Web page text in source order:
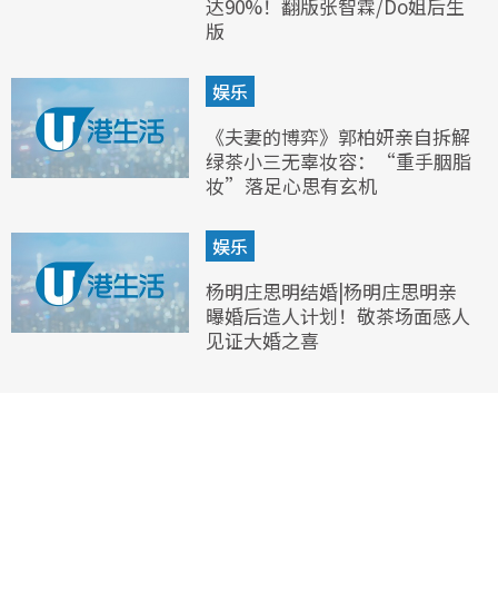
达90%！翻版张智霖/Do姐后生
版
娱乐
《夫妻的博弈》郭柏妍亲自拆解
绿茶小三无辜妆容：“重手胭脂
妆”落足心思有玄机
娱乐
杨明庄思明结婚|杨明庄思明亲
曝婚后造人计划！敬茶场面感人
见证大婚之喜